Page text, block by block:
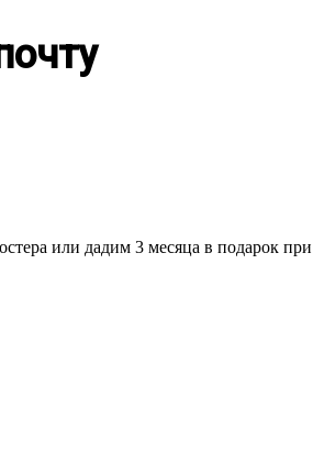
или дадим 3 месяца в подарок при